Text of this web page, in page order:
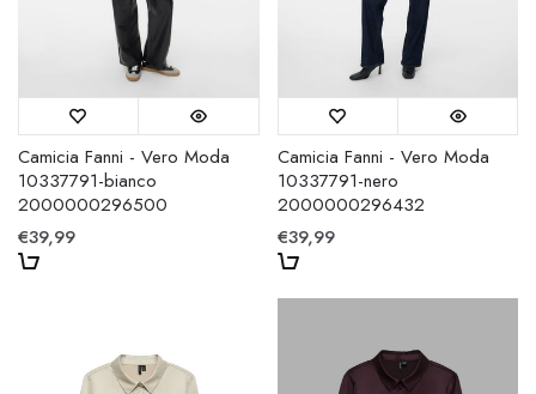
Camicia Fanni - Vero Moda
10337791-bianco
2000000296500
€39,99
Camicia Fanni - Vero Moda
10337791-nero
2000000296432
€39,99